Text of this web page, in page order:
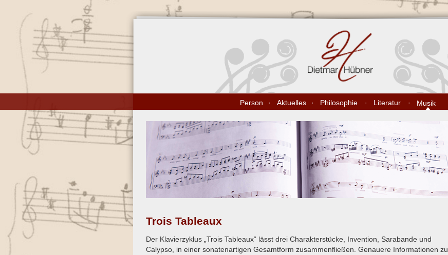
Person Aktuelles Philosophie Literatur Musik
Trois Tableaux
Der Klavierzyklus „Trois Tableaux“ lässt drei Charakterstücke, Invention, Sarabande und
Calypso, in einer sonatenartigen Gesamtform zusammenfließen. Genauere Informationen zu